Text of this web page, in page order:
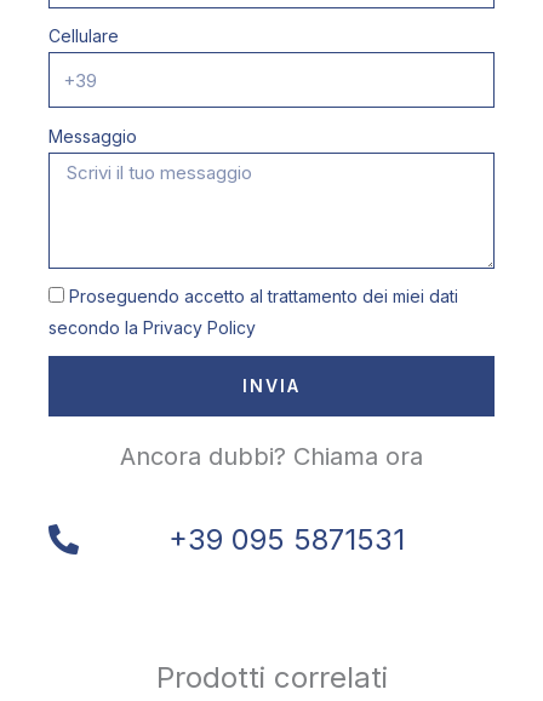
Cellulare
Messaggio
Proseguendo accetto al trattamento dei miei dati
secondo la Privacy Policy
INVIA
Ancora dubbi? Chiama ora
+39 095 5871531
Prodotti correlati